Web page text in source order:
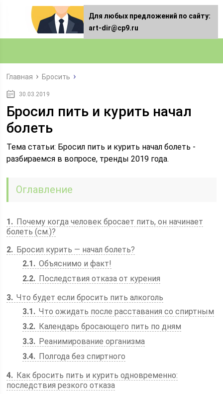
Главная Бросить
30.03.2019
Бросил пить и курить начал
болеть
Тема статьи: Бросил пить и курить начал болеть -
разбираемся в вопросе, тренды 2019 года.
Оглавление
1
Почему когда человек бросает пить, он начинает
болеть (см.)?
2
Бросил курить — начал болеть?
2.1
Объяснимо и факт!
2.2
Последствия отказа от курения
3 Что будет если бросить пить алкоголь
3.1
Что ожидать после расставания со спиртным
3.2
Календарь бросающего пить по дням
3.3
Реанимирование организма
3.4
Полгода без спиртного
4
Как бросить пить и курить одновременно:
последствия резкого отказа
Для любых предложений по сайту:
art-dir@cp9.ru